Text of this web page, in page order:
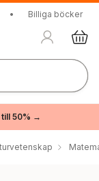
• Billiga böcker
till 50% →